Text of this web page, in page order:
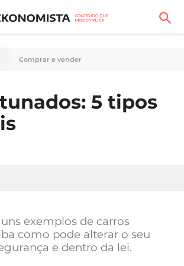
Pessoais
Comprar e vender
5 tipos
exemplos de carros
como pode alterar o seu
e dentro da lei.